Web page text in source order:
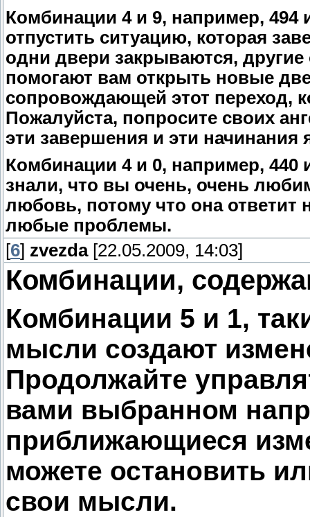
Комбинации 4 и 9, например, 494
отпустить ситуацию, которая
одни двери закрываются,
помогают вам открыть новые
сопровождающей этот переход,
Пожалуйста, попросите своих
эти завершения и эти
Комбинации 4 и 0, например, 440
знали, что вы очень, очень
любовь, потому что она
любые проблемы.
[6] zvezda[22.05.2009, 14:03]
Комбинации,
Комбинации 5 и 1,
мысли создают
Продолжайте
вами выбранном
приближающиеся
можете остановить
свои мысли.